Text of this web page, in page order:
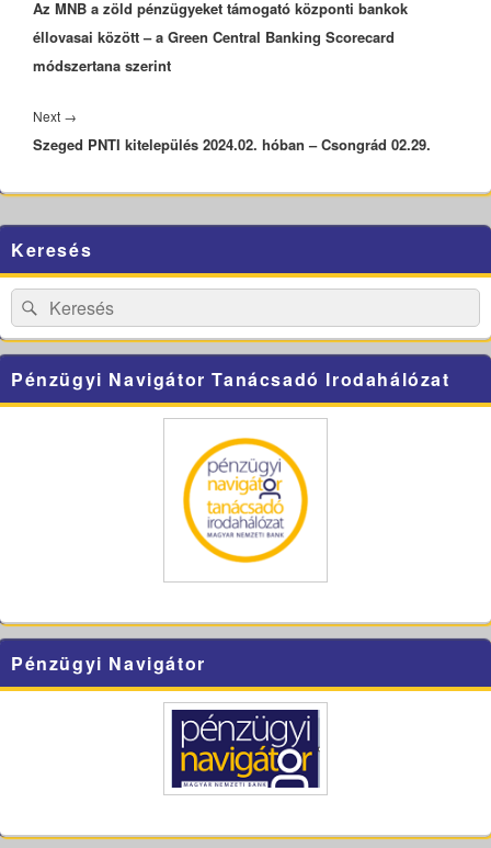
post:
Az MNB a zöld pénzügyeket támogató központi bankok
éllovasai között – a Green Central Banking Scorecard
módszertana szerint
Next →
post:
Szeged PNTI kitelepülés 2024.02. hóban – Csongrád 02.29.
Sidebar
Widget
Area
Keresés
Search
for:
Search
Pénzügyi Navigátor Tanácsadó Irodahálózat
Pénzügyi Navigátor